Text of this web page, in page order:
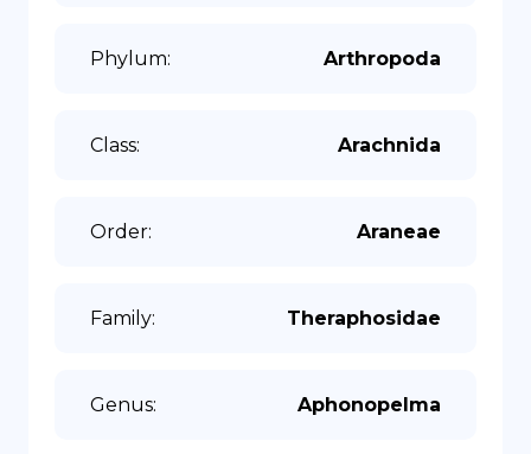
Phylum: Arthropoda
Class: Arachnida
Order: Araneae
Family: Theraphosidae
Genus: Aphonopelma